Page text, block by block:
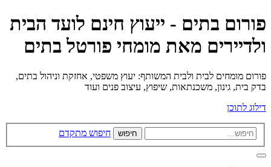
פורום בתים - ייעוץ חינם לועד הבית
ולדיירים מאת מומחי פורטל בתים
פורום מומחים לבית ולבית המשותף: יעוץ משפטי, אחזקת וניהול בתים,
בדק בית, גינון, משכנתאות, שיפוץ, עיצוב פנים ועוד
דילוג לתוכן
חיפוש חיפוש מתקדם